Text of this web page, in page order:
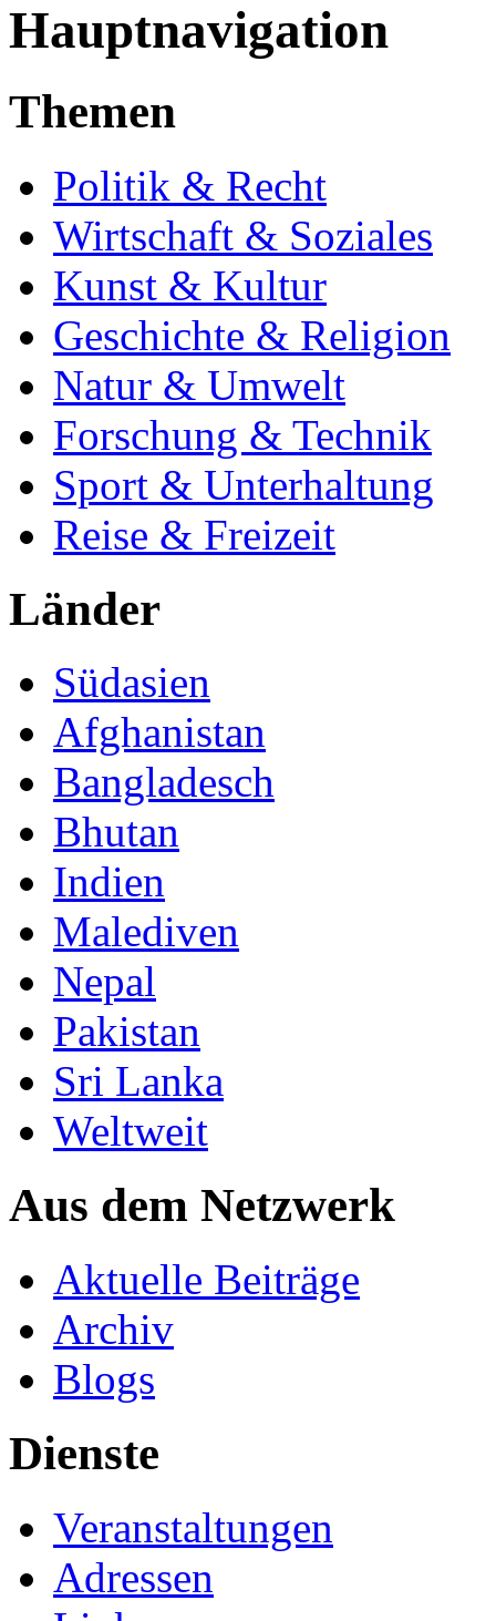
Hauptnavigation
Themen
Politik & Recht
Wirtschaft & Soziales
Kunst & Kultur
Geschichte & Religion
Natur & Umwelt
Forschung & Technik
Sport & Unterhaltung
Reise & Freizeit
Länder
Südasien
Afghanistan
Bangladesch
Bhutan
Indien
Malediven
Nepal
Pakistan
Sri Lanka
Weltweit
Aus dem Netzwerk
Aktuelle Beiträge
Archiv
Blogs
Dienste
Veranstaltungen
Adressen